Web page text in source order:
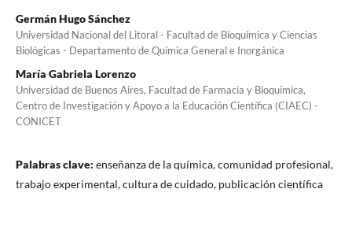
Germán Hugo Sánchez
Universidad Nacional del Litoral - Facultad de Bioquímica y Ciencias
Biológicas - Departamento de Química General e Inorgánica
María Gabriela Lorenzo
Universidad de Buenos Aires, Facultad de Farmacia y Bioquímica,
Centro de Investigación y Apoyo a la Educación Científica (CIAEC) -
CONICET
Palabras clave: enseñanza de la química, comunidad profesional,
trabajo experimental, cultura de cuidado, publicación científica